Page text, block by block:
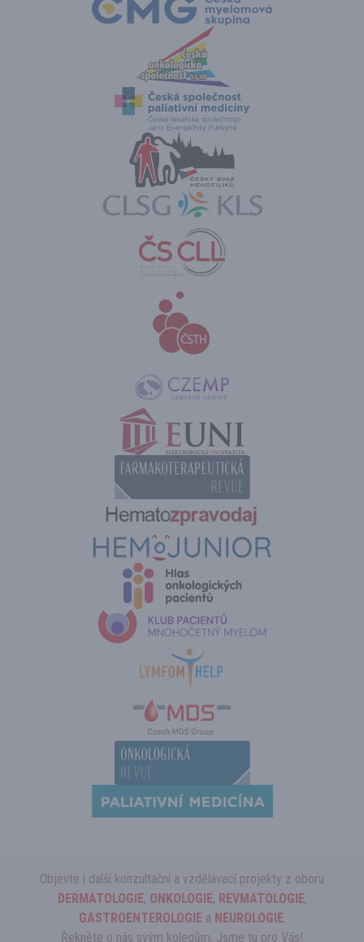
Objevte i další konzultační a vzdělávací projekty z oboru
DERMATOLOGIE, ONKOLOGIE, REVMATOLOGIE,
GASTROENTEROLOGIEa NEUROLOGIE.
Řekněte o nás svým kolegům. Jsme tu pro Vás!